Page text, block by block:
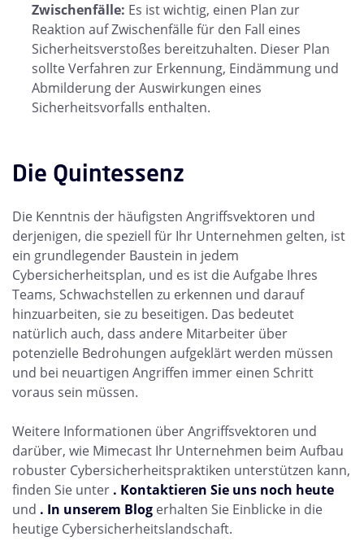
Zwischenfälle: Es ist wichtig, einen Plan zur
Reaktion auf Zwischenfälle für den Fall eines
Sicherheitsverstoßes bereitzuhalten. Dieser Plan
sollte Verfahren zur Erkennung, Eindämmung und
Abmilderung der Auswirkungen eines
Sicherheitsvorfalls enthalten.
Die Quintessenz
Die Kenntnis der häufigsten Angriffsvektoren und
derjenigen, die speziell für Ihr Unternehmen gelten, ist
ein grundlegender Baustein in jedem
Cybersicherheitsplan, und es ist die Aufgabe Ihres
Teams, Schwachstellen zu erkennen und darauf
hinzuarbeiten, sie zu beseitigen. Das bedeutet
natürlich auch, dass andere Mitarbeiter über
potenzielle Bedrohungen aufgeklärt werden müssen
und bei neuartigen Angriffen immer einen Schritt
voraus sein müssen.
Weitere Informationen über Angriffsvektoren und
darüber, wie Mimecast Ihr Unternehmen beim Aufbau
robuster Cybersicherheitspraktiken unterstützen kann,
finden Sie unter . Kontaktieren Sie uns noch heute
und . In unserem Blog erhalten Sie Einblicke in die
heutige Cybersicherheitslandschaft.